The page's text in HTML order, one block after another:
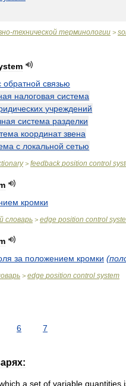
-технической терминологии >
обратной связью
налоговая система
учреждений
система разделки
координат звена
с локальной сетью
> feedback position control
кромки
словарь > edge position control
за положением кромки (
> edge position control system
6 7
a set of variable quantities